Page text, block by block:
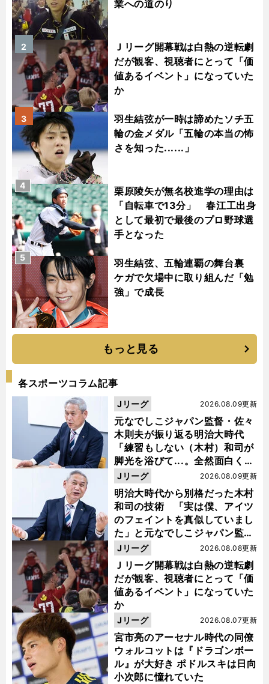
業への道のり
Ｊリーグ開幕戦は白熱の逆転劇
だが観客、視聴者にとって「価
値あるイベント」になっていた
か
2
羽生結弦が一時は諦めたソチ五
輪の金メダル「五輪の本当の怖
さを知った......」
3
栗原陵矢が無名校進学の理由は
「自転車で13分」 春江工出身
として最初で最後のプロ野球選
手となった
4
羽生結弦、五輪連覇の舞台裏
ケガで欠場中に取り組んだ「勉
強」で成長
5
もっと見る
各スポーツコラム記事
元なでしこジャパン監督・佐々
木則夫が振り返る明治大時代
「練習もしない（木村）和司が
脚光を浴びて...。全然面白くな
い４年間でした」
2026.08.09更新
Jリーグ
明治大時代から別格だった木村
和司の技術 「実は僕、アイツ
のフェイントを真似していまし
た」と元なでしこジャパン監
督・佐々木則夫
2026.08.09更新
Jリーグ
Ｊリーグ開幕戦は白熱の逆転劇
だが観客、視聴者にとって「価
値あるイベント」になっていた
か
2026.08.08更新
Jリーグ
宮市亮のアーセナル時代の同僚
ウォルコットは『ドラゴンボー
ル』が大好き ポドルスキは日向
小次郎に憧れていた
2026.08.07更新
Jリーグ